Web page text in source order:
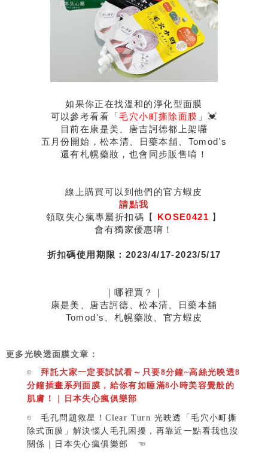
如果你正在找溫和的淨化型面膜
可以參考看看「毛穴小町撕除面膜 」💓
目前在康是美、唐吉訶德都上架囉
五月份開始，松本清、日藥本舖、Tomod's
還有札幌藥妝，也會同步販售唷！
線上購買可以到他們的官方蝦皮
請點我
領取失心瘋專屬折扣碼【 KOSE0421 】
會有獨家優惠唷！
折扣碼使用期限：2023/4/17-2023/5/17
｜哪裡買？｜
康是美、唐吉訶德、松本清、日藥本舖
Tomod's、札幌藥妝、官方蝦皮
更多光映透面膜文章：
拜託大家一定要試試看～只要8分鐘~高絲光映透8
分鐘插畫系列面膜，給你有如睡滿8小時美容覺般的
肌膚！｜日本失心瘋俱樂部
毛孔問題救星！Clear Turn 光映透「毛穴小町撕
除式面膜」解決惱人毛孔困擾，再靠近一點看我也沒
關係｜日本失心瘋俱樂部 ☜